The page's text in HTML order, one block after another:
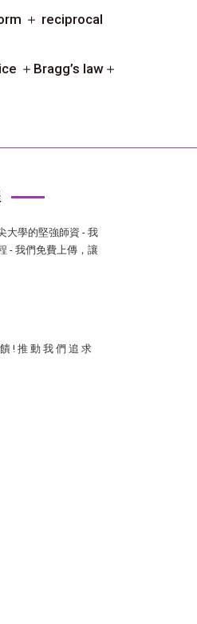
＋ reciprocal
＋Bragg’s law＋
大學的堅強師資 - 我
- 我們免費上傳，讓
! 推 動 我 們 追 求